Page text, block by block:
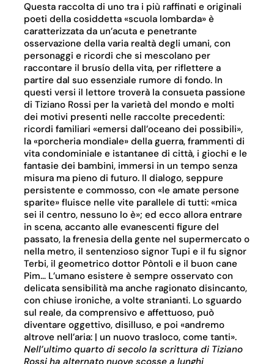
Questa raccolta di uno tra i più raffinati e originali
poeti della cosiddetta «scuola lombarda» è
caratterizzata da un’acuta e penetrante
osservazione della varia realtà degli umani, con
personaggi e ricordi che si mescolano per
raccontare il brusío della vita, per riflettere a
partire dal suo essenziale rumore di fondo. In
questi versi il lettore troverà la consueta passione
di Tiziano Rossi per la varietà del mondo e molti
dei motivi presenti nelle raccolte precedenti:
ricordi familiari «emersi dall’oceano dei possibili»,
la «porcheria mondiale» della guerra, frammenti di
vita condominiale e istantanee di città, i giochi e le
fantasie dei bambini, immersi in un tempo senza
misura ma pieno di futuro. Il dialogo, seppure
persistente e commosso, con «le amate persone
sparite» fluisce nelle vite parallele di tutti: «mica
sei il centro, nessuno lo è»; ed ecco allora entrare
in scena, accanto alle evanescenti figure del
passato, la frenesia della gente nel supermercato o
nella metro, il sentenzioso signor Tupi e il fu signor
Terbi, il geometrico dottor Pòntoli e il buon cane
Pim… L’umano esistere è sempre osservato con
delicata sensibilità ma anche ragionato disincanto,
con chiuse ironiche, a volte stranianti. Lo sguardo
sul reale, da comprensivo e affettuoso, può
diventare oggettivo, disilluso, e poi «andremo
altrove nell’aria: | un nuovo trasloco, come tanti».
Nell’ultimo quarto di secolo la scrittura di Tiziano